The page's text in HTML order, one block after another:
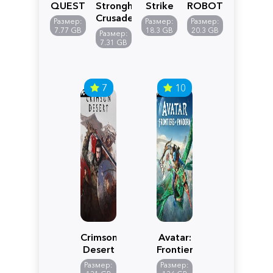
QUEST
VII
Reimagined
Размер:
7.77 GB
Stronghold
Crusader:
Definitive
Edition
Размер:
7.31 GB
Strike
5
Размер:
18.3 GB
ROBOT
WARS
Y
Размер:
20.3 GB
7
Crimson
Desert
Размер:
10
Avatar:
Frontiers
of
Размер: